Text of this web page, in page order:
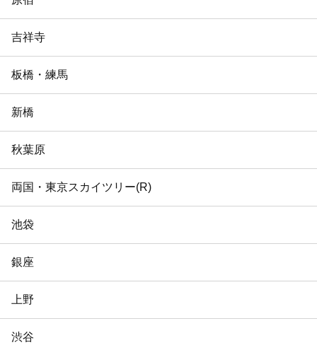
吉祥寺
板橋・練馬
新橋
秋葉原
両国・東京スカイツリー(R)
池袋
銀座
上野
渋谷